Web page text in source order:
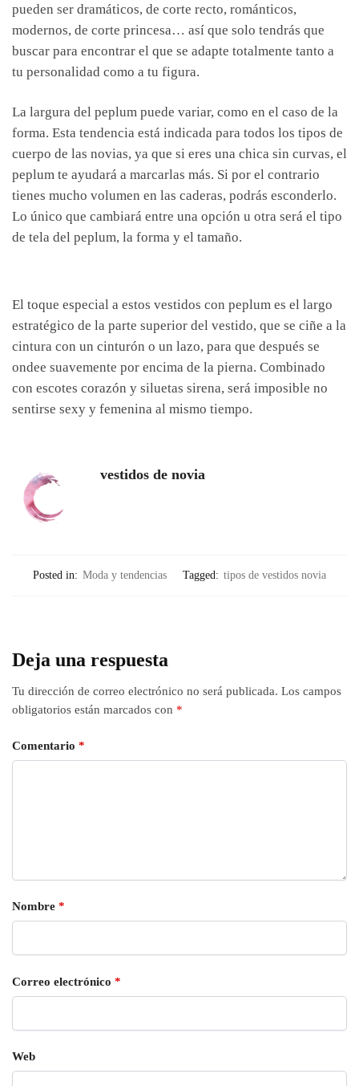
pueden ser dramáticos, de corte recto, románticos,
modernos, de corte princesa… así que solo tendrás que
buscar para encontrar el que se adapte totalmente tanto a
tu personalidad como a tu figura.
La largura del peplum puede variar, como en el caso de la
forma. Esta tendencia está indicada para todos los tipos de
cuerpo de las novias, ya que si eres una chica sin curvas, el
peplum te ayudará a marcarlas más. Si por el contrario
tienes mucho volumen en las caderas, podrás esconderlo.
Lo único que cambiará entre una opción u otra será el tipo
de tela del peplum, la forma y el tamaño.
El toque especial a estos vestidos con peplum es el largo
estratégico de la parte superior del vestido, que se ciñe a la
cintura con un cinturón o un lazo, para que después se
ondee suavemente por encima de la pierna. Combinado
con escotes corazón y siluetas sirena, será imposible no
sentirse sexy y femenina al mismo tiempo.
vestidos de novia
Posted in: Moda y tendencias Tagged: tipos de vestidos novia
Deja una respuesta
Tu dirección de correo electrónico no será publicada. Los campos
obligatorios están marcados con *
Comentario *
Nombre *
Correo electrónico *
Web